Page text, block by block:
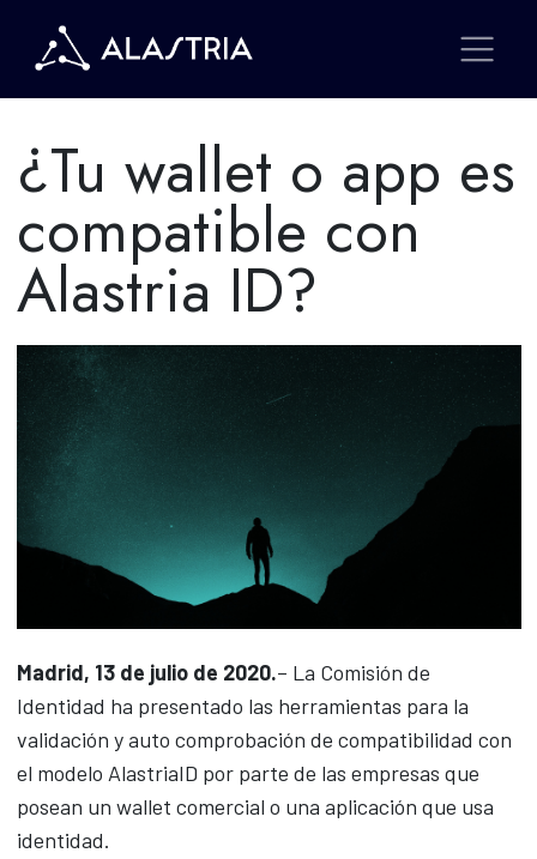
¿Tu wallet o app es
compatible con
Alastria ID?
Madrid, 13 de julio de 2020.– La Comisión de
Identidad ha presentado las herramientas para la
validación y auto comprobación de compatibilidad con
el modelo AlastriaID por parte de las empresas que
posean un wallet comercial o una aplicación que usa
identidad.